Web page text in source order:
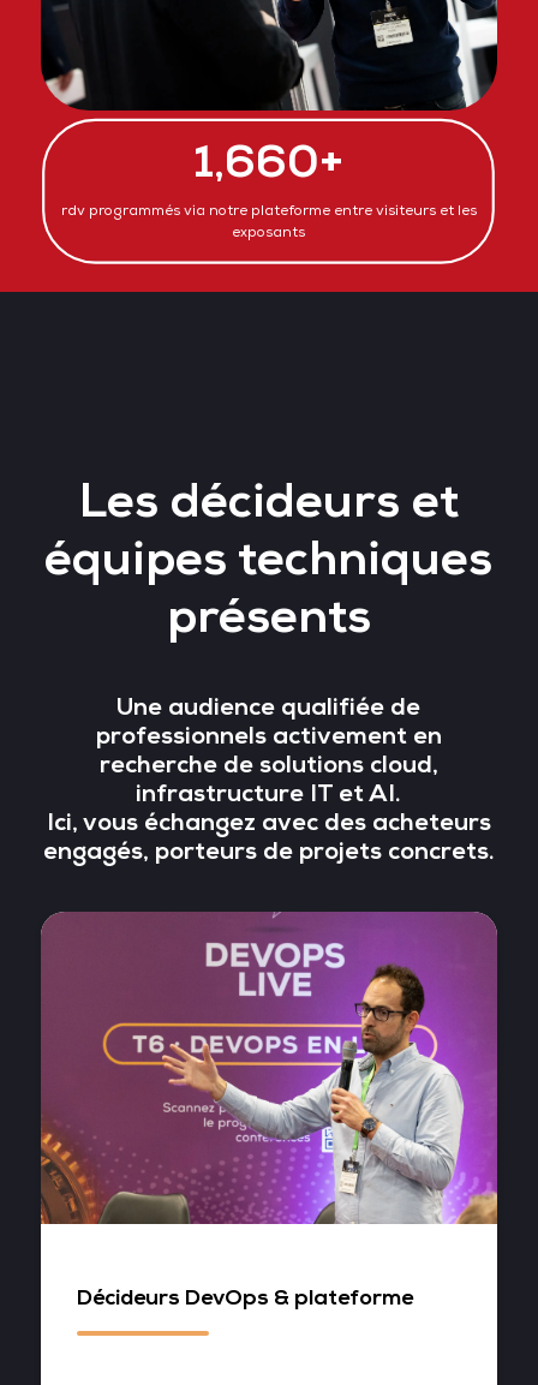
1,660+
rdv programmés via notre plateforme entre visiteurs et les
exposants
Les décideurs et
équipes techniques
présents
Une audience qualifiée de
professionnels activement en
recherche de solutions cloud,
infrastructure IT et AI.
Ici, vous échangez avec des acheteurs
engagés, porteurs de projets concrets.
Décideurs DevOps & plateforme